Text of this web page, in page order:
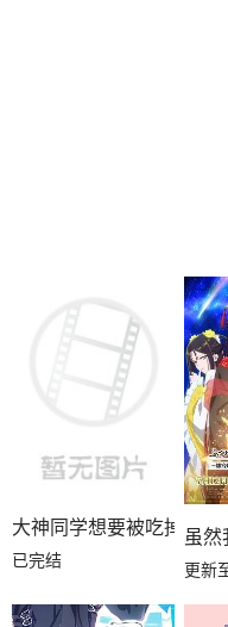
大神同学想要被吃掉BD版
已完结
虽然
更新